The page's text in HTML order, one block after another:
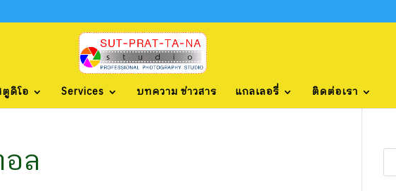
ดิโอ Services บทความ ข่าวสาร แกลเลอรี่ ติดต่อเรา
ล